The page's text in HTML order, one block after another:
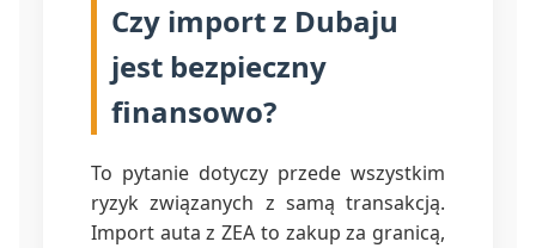
Czy import z Dubaju
jest bezpieczny
finansowo?
To pytanie dotyczy przede wszystkim
ryzyk związanych z samą transakcją.
Import auta z ZEA to zakup za granicą,